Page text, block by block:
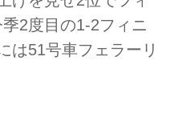
2度目の1-2フィニ
は51号車フェラーリ